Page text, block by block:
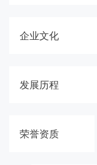
企业文化
发展历程
荣誉资质